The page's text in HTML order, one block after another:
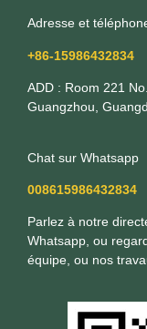
Adresse et
+86-15986432834
ADD : Room 221
Guangzhou,
Chat sur Whatsapp
008615986432834
Parlez à notre
Whatsapp, ou
équipe, ou nos